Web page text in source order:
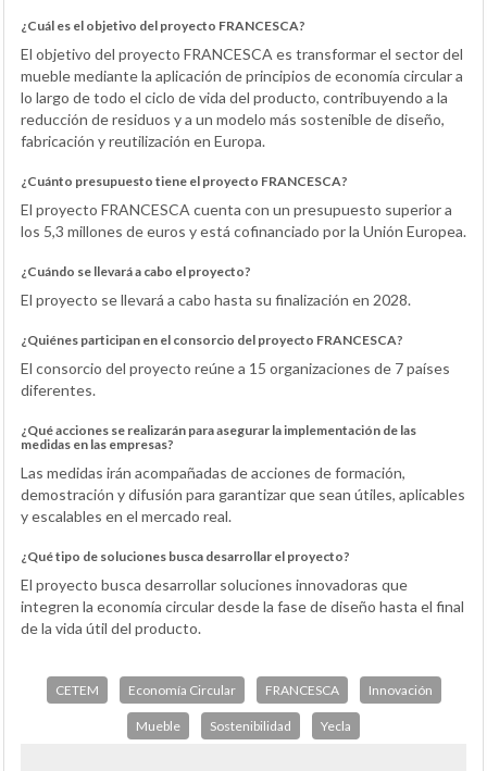
¿Cuál es el objetivo del proyecto FRANCESCA?
El objetivo del proyecto FRANCESCA es transformar el sector del
mueble mediante la aplicación de principios de economía circular a
lo largo de todo el ciclo de vida del producto, contribuyendo a la
reducción de residuos y a un modelo más sostenible de diseño,
fabricación y reutilización en Europa.
¿Cuánto presupuesto tiene el proyecto FRANCESCA?
El proyecto FRANCESCA cuenta con un presupuesto superior a
los 5,3 millones de euros y está cofinanciado por la Unión Europea.
¿Cuándo se llevará a cabo el proyecto?
El proyecto se llevará a cabo hasta su finalización en 2028.
¿Quiénes participan en el consorcio del proyecto FRANCESCA?
El consorcio del proyecto reúne a 15 organizaciones de 7 países
diferentes.
¿Qué acciones se realizarán para asegurar la implementación de las
medidas en las empresas?
Las medidas irán acompañadas de acciones de formación,
demostración y difusión para garantizar que sean útiles, aplicables
y escalables en el mercado real.
¿Qué tipo de soluciones busca desarrollar el proyecto?
El proyecto busca desarrollar soluciones innovadoras que
integren la economía circular desde la fase de diseño hasta el final
de la vida útil del producto.
CETEM Economía Circular FRANCESCA Innovación
Mueble Sostenibilidad Yecla